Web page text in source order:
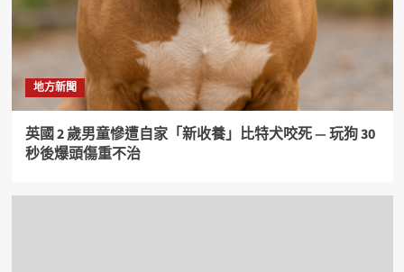
地方新聞
英國 2 歲男童慘遭自家「新收養」比特犬咬死 — 玩狗 30
秒後爆頭傷重不治